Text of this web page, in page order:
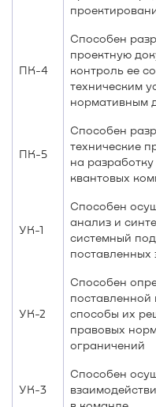
ПК-4
Способен
проектную
контроль ее
техническим
нормативным
ПК-5
Способен
технические
на
квантовых
УК-1
Способен
анализ и
системный
поставленных
УК-2
Способен
способы их
правовых
ограничений
УК-3
Способен